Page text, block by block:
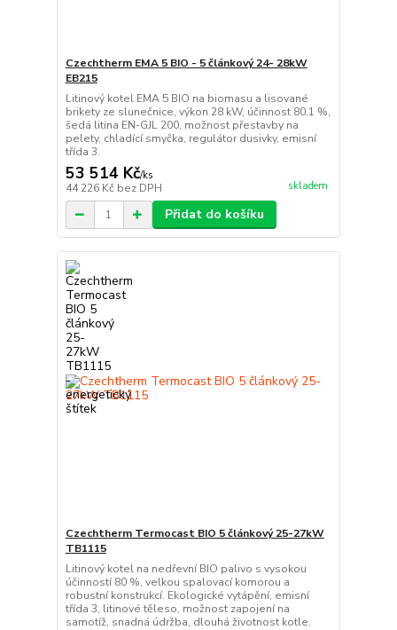
Czechtherm EMA 5 BIO - 5 článkový 24- 28kW
EB215
Litinový kotel EMA 5 BIO na biomasu a lisované
brikety ze slunečnice, výkon 28 kW, účinnost 80,1 %,
šedá litina EN-GJL 200, možnost přestavby na
pelety, chladící smyčka, regulátor dusivky, emisní
třída 3.
53 514 Kč/ks
44 226 Kč bez DPH skladem
Přidat do košíku
Czechtherm Termocast BIO 5 článkový 25-27kW
TB1115
Litinový kotel na nedřevní BIO palivo s vysokou
účinností 80 %, velkou spalovací komorou a
robustní konstrukcí. Ekologické vytápění, emisní
třída 3, litinové těleso, možnost zapojení na
samotíž, snadná údržba, dlouhá životnost kotle.